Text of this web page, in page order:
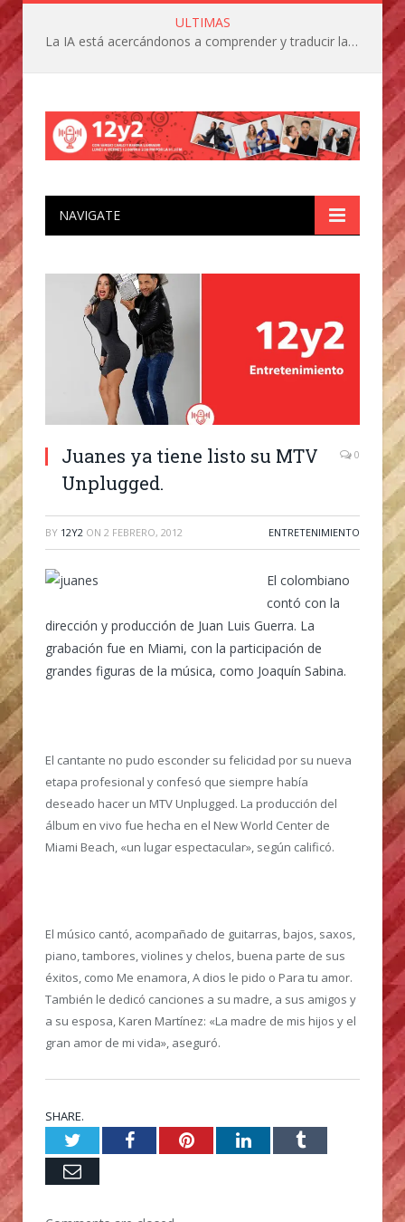
ULTIMAS
La IA está acercándonos a comprender y traducir las vocalizaciones y comportamientos de nuestras mascotas
NAVIGATE
Juanes ya tiene listo su MTV
Unplugged.
0
BY 12Y2 ON 2 FEBRERO, 2012 ENTRETENIMIENTO
El colombiano
contó con la
dirección y producción de Juan Luis Guerra. La
grabación fue en Miami, con la participación de
grandes figuras de la música, como Joaquín Sabina.
El cantante no pudo esconder su felicidad por su nueva
etapa profesional y confesó que siempre había
deseado hacer un MTV Unplugged. La producción del
álbum en vivo fue hecha en el New World Center de
Miami Beach, «un lugar espectacular», según calificó.
El músico cantó, acompañado de guitarras, bajos, saxos,
piano, tambores, violines y chelos, buena parte de sus
éxitos, como Me enamora, A dios le pido o Para tu amor.
También le dedicó canciones a su madre, a sus amigos y
a su esposa, Karen Martínez: «La madre de mis hijos y el
gran amor de mi vida», aseguró.
SHARE.
TwitterFacebookPinterestLinkedInTumblr
Email